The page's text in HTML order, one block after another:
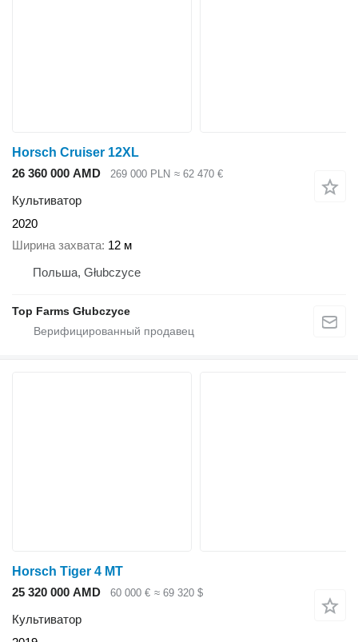
Horsch Cruiser 12XL
26 360 000 AMD
269 000 PLN ≈ 62 470 €
Культиватор
2020
Ширина захвата 12 м
Польша, Głubczyce
Top Farms Głubczyce
Horsch Tiger 4 MT
25 320 000 AMD
60 000 € ≈ 69 320 $
Культиватор